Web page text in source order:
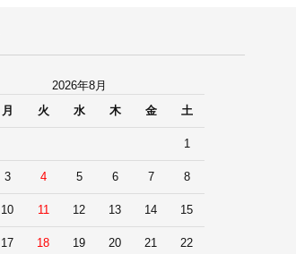
2026年8月
月 火 水 木 金 土
1
3 4 5 6 7 8
10 11 12 13 14 15
17 18 19 20 21 22